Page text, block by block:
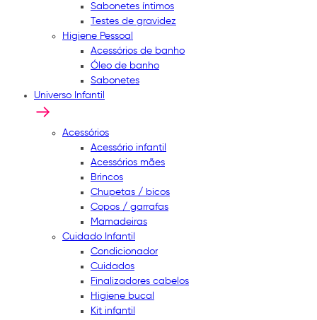
Sabonetes íntimos
Testes de gravidez
Higiene Pessoal
Acessórios de banho
Óleo de banho
Sabonetes
Universo Infantil
Acessórios
Acessório infantil
Acessórios mães
Brincos
Chupetas / bicos
Copos / garrafas
Mamadeiras
Cuidado Infantil
Condicionador
Cuidados
Finalizadores cabelos
Higiene bucal
Kit infantil